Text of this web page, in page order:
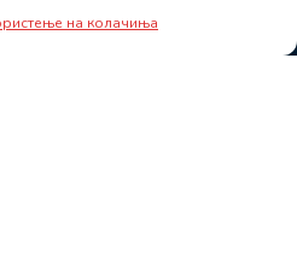
на колачиња